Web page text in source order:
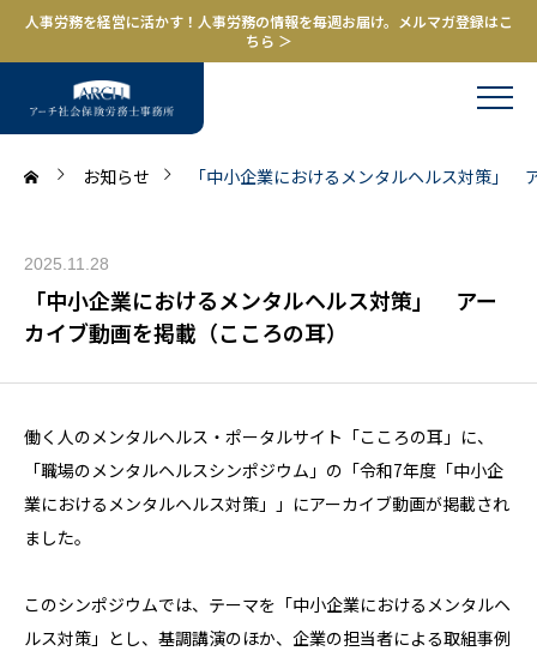
人事労務を経営に活かす！人事労務の情報を毎週お届け。メルマガ登録はこ
ちら ＞
お知らせ 「中小企業におけるメンタルヘルス対策」
2025.11.28
「中小企業におけるメンタルヘルス対策」 アー
カイブ動画を掲載（こころの耳）
働く人のメンタルヘルス・ポータルサイト「こころの耳」に、
「職場のメンタルヘルスシンポジウム」の「令和7年度「中小企
業におけるメンタルヘルス対策」」にアーカイブ動画が掲載され
ました。
このシンポジウムでは、テーマを「中小企業におけるメンタルヘ
ルス対策」とし、基調講演のほか、企業の担当者による取組事例